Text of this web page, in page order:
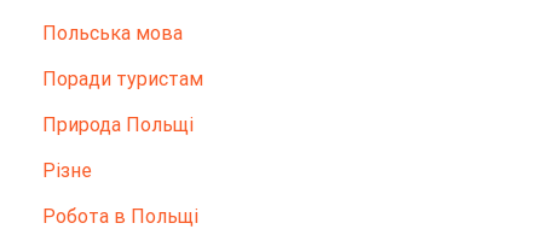
Польська мова
Поради туристам
Природа Польщі
Різне
Робота в Польщі